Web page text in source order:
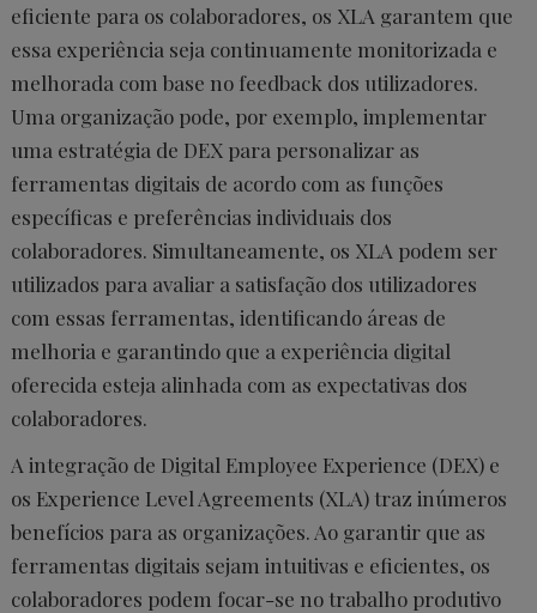
eficiente para os colaboradores, os XLA garantem que
essa experiência seja continuamente monitorizada e
melhorada com base no feedback dos utilizadores.
Uma organização pode, por exemplo, implementar
uma estratégia de DEX para personalizar as
ferramentas digitais de acordo com as funções
específicas e preferências individuais dos
colaboradores. Simultaneamente, os XLA podem ser
utilizados para avaliar a satisfação dos utilizadores
com essas ferramentas, identificando áreas de
melhoria e garantindo que a experiência digital
oferecida esteja alinhada com as expectativas dos
colaboradores.
A integração de Digital Employee Experience (DEX) e
os Experience Level Agreements (XLA) traz inúmeros
benefícios para as organizações. Ao garantir que as
ferramentas digitais sejam intuitivas e eficientes, os
colaboradores podem focar-se no trabalho produtivo